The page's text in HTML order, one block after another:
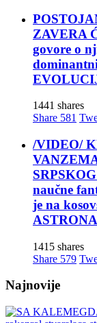
ZAVERA
govore o
1441 shares
Share 581
/VIDEO/
naučne
je na
1415 shares
Share 579
Najnovije